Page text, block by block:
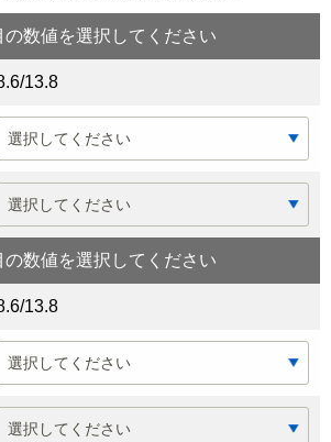
の数値を選択してください
13.8
の数値を選択してください
13.8